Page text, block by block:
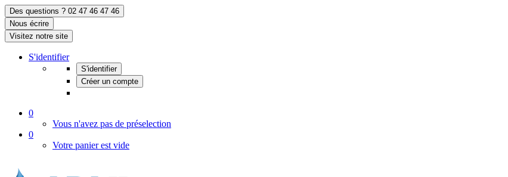
Des questions ? 02 47 46 47 46
Nous écrire
Visitez notre site
S'identifier
S'identifier
Créer un compte
0
Vous n'avez pas de préselection
0
Votre panier est vide